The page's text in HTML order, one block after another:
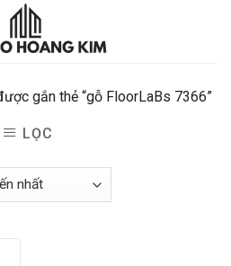
gắn thẻ “gỗ FloorLaBs 7366”
LỌC